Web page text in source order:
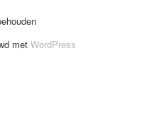
met WordPress